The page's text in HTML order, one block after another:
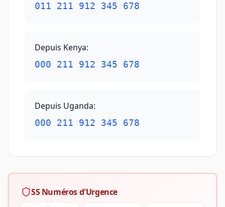
011 211 912 345 678
Depuis Kenya:
000 211 912 345 678
Depuis Uganda:
000 211 912 345 678
SS Numéros d'Urgence